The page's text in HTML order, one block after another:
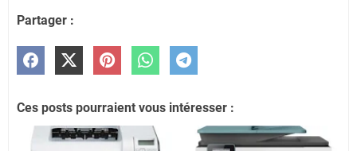
Partager :
Ces posts pourraient vous intéresser :